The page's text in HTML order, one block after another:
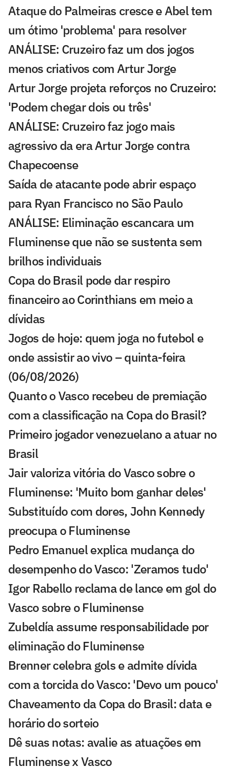
Ataque do Palmeiras cresce e Abel tem
um ótimo 'problema' para resolver
ANÁLISE: Cruzeiro faz um dos jogos
menos criativos com Artur Jorge
Artur Jorge projeta reforços no Cruzeiro:
'Podem chegar dois ou três'
ANÁLISE: Cruzeiro faz jogo mais
agressivo da era Artur Jorge contra
Chapecoense
Saída de atacante pode abrir espaço
para Ryan Francisco no São Paulo
ANÁLISE: Eliminação escancara um
Fluminense que não se sustenta sem
brilhos individuais
Copa do Brasil pode dar respiro
financeiro ao Corinthians em meio a
dívidas
Jogos de hoje: quem joga no futebol e
onde assistir ao vivo – quinta-feira
(06/08/2026)
Quanto o Vasco recebeu de premiação
com a classificação na Copa do Brasil?
Primeiro jogador venezuelano a atuar no
Brasil
Jair valoriza vitória do Vasco sobre o
Fluminense: 'Muito bom ganhar deles'
Substituído com dores, John Kennedy
preocupa o Fluminense
Pedro Emanuel explica mudança do
desempenho do Vasco: 'Zeramos tudo'
Igor Rabello reclama de lance em gol do
Vasco sobre o Fluminense
Zubeldía assume responsabilidade por
eliminação do Fluminense
Brenner celebra gols e admite dívida
com a torcida do Vasco: 'Devo um pouco'
Chaveamento da Copa do Brasil: data e
horário do sorteio
Dê suas notas: avalie as atuações em
Fluminense x Vasco